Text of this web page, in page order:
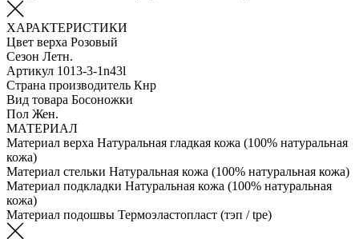
ХАРАКТЕРИСТИКИ
Цвет верха Розовый
Сезон Летн.
Артикул 1013-3-1n43l
Страна производитель Кнр
Вид товара Босоножки
Пол Жен.
МАТЕРИАЛ
Материал верха Натуральная гладкая кожа (100% натуральная
кожа)
Материал стельки Натуральная кожа (100% натуральная кожа)
Материал подкладки Натуральная кожа (100% натуральная
кожа)
Материал подошвы Термоэластопласт (тэп / tpe)